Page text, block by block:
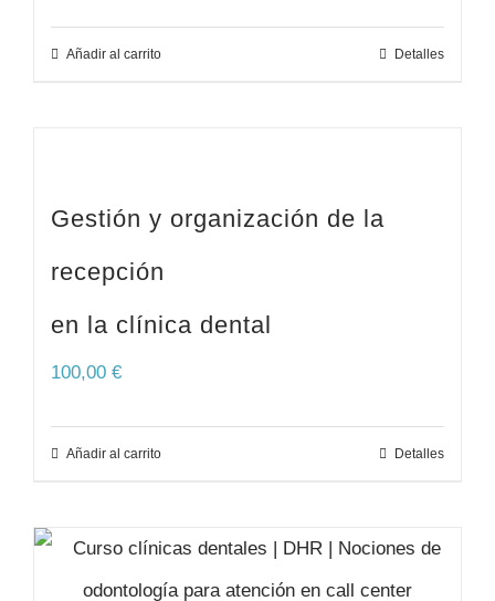
Añadir al carrito Detalles
Gestión y organización de la
recepción
en la clínica dental
100,00 €
Añadir al carrito Detalles